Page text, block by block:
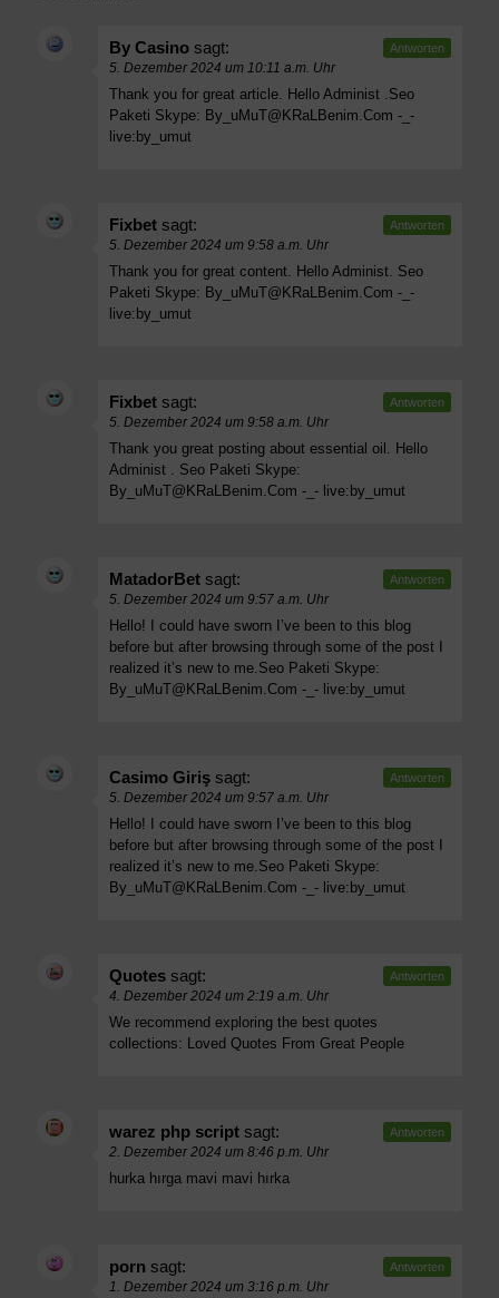
By Casino sagt:
5. Dezember 2024 um 10:11 a.m. Uhr
Thank you for great article. Hello Administ .Seo
Paketi Skype: By_uMuT@KRaLBenim.Com -_-
live:by_umut
Antworten
Fixbet sagt:
5. Dezember 2024 um 9:58 a.m. Uhr
Thank you for great content. Hello Administ. Seo
Paketi Skype: By_uMuT@KRaLBenim.Com -_-
live:by_umut
Antworten
Fixbet sagt:
5. Dezember 2024 um 9:58 a.m. Uhr
Thank you great posting about essential oil. Hello
Administ . Seo Paketi Skype:
By_uMuT@KRaLBenim.Com -_- live:by_umut
Antworten
MatadorBet sagt:
5. Dezember 2024 um 9:57 a.m. Uhr
Hello! I could have sworn I’ve been to this blog
before but after browsing through some of the post I
realized it’s new to me.Seo Paketi Skype:
By_uMuT@KRaLBenim.Com -_- live:by_umut
Antworten
Casimo Giriş sagt:
5. Dezember 2024 um 9:57 a.m. Uhr
Hello! I could have sworn I’ve been to this blog
before but after browsing through some of the post I
realized it’s new to me.Seo Paketi Skype:
By_uMuT@KRaLBenim.Com -_- live:by_umut
Antworten
Quotes sagt:
4. Dezember 2024 um 2:19 a.m. Uhr
We recommend exploring the best quotes
collections: Loved Quotes From Great People
Antworten
warez php script sagt:
2. Dezember 2024 um 8:46 p.m. Uhr
hurka hırga mavi mavi hırka
Antworten
porn sagt:
1. Dezember 2024 um 3:16 p.m. Uhr
Antworten